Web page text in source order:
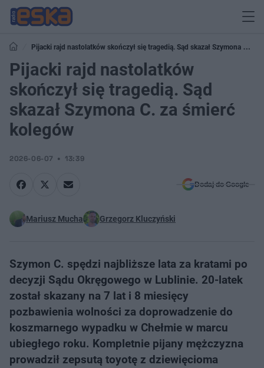
Pijacki rajd nastolatków skończył się tragedią. Sąd skazał Szymona C. za
śmierć kolegów
Pijacki rajd nastolatków
skończył się tragedią. Sąd
skazał Szymona C. za śmierć
kolegów
2026-06-07 13:39
Dodaj do Google
Mariusz Mucha Grzegorz Kluczyński
Szymon C. spędzi najbliższe lata za kratami po
decyzji Sądu Okręgowego w Lublinie. 20-latek
został skazany na 7 lat i 8 miesięcy
pozbawienia wolności za doprowadzenie do
koszmarnego wypadku w Chełmie w marcu
ubiegłego roku. Kompletnie pijany mężczyzna
prowadził zepsutą toyotę z dziewięcioma